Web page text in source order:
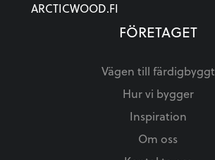
ARCTICWOOD.FI
FÖRETAGET
Vägen till färdigbyggt
Hur vi bygger
Inspiration
Om oss